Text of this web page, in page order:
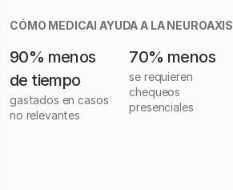
CÓMO MEDICAI AYUDA A LA NEUROAXIS
90% menos
de tiempo
gastados en casos
no relevantes
70% menos
se requieren
chequeos
presenciales